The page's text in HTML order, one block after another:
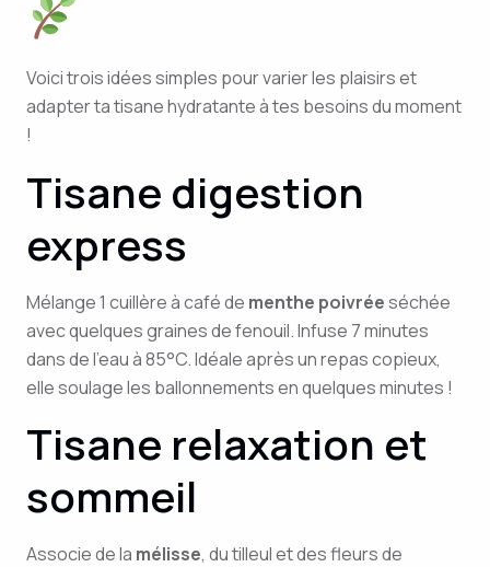
Voici trois idées simples pour varier les plaisirs et
adapter ta tisane hydratante à tes besoins du moment
!
Tisane digestion
express
Mélange 1 cuillère à café de menthe poivréeséchée
avec quelques graines de fenouil. Infuse 7 minutes
dans de l’eau à 85°C. Idéale après un repas copieux,
elle soulage les ballonnements en quelques minutes !
Tisane relaxation et
sommeil
Associe de la mélisse, du tilleul et des fleurs de